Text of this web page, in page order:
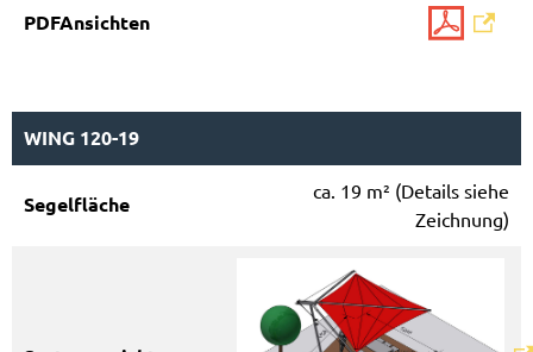
WING 120-19
ca. 19 m² (Details siehe
Zeichnung)